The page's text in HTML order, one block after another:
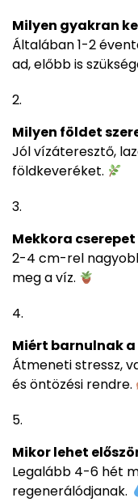
Milyen gyakran
Általában 1-2
ad, előbb is
Milyen földet
Jól vízáteresztő,
földkeveréket.
Mekkora
2-4 cm-rel
meg a víz.
Miért barnulnak
Átmeneti stressz,
és öntözési rendre.
Mikor lehet
Legalább 4-6 hét
regenerálódjanak.